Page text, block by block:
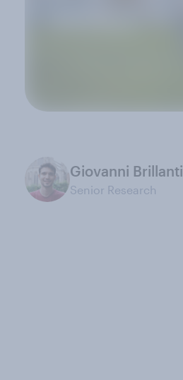
Giovanni Brillanti
Senior Research